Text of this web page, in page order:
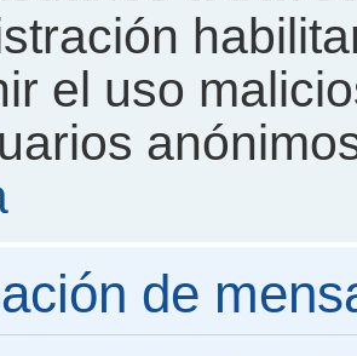
el uso
de